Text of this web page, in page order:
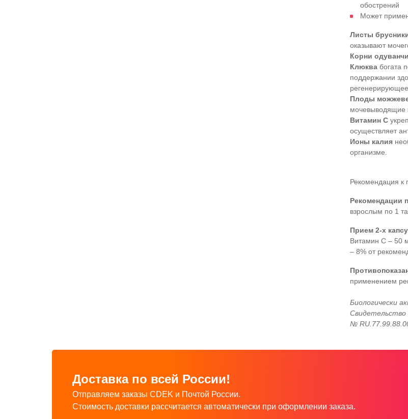
обострений
Может
Листы
оказывают
Корни
Клюква богата
поддержании
Плоды
мочевыводящие
Витамин C
осуществляет
Ионы калия
организме.
Рекомендация к
Рекомендации
взрослым по 1
Прием 2-х
Витамин С – 50
– 8% от
применением
Биологически
Свидетельство
№
Доставка по всей России!
Отправляем заказы CDEK и Почтой России.
Стоимость доставки рассчитается автоматически при оформлении заказа.